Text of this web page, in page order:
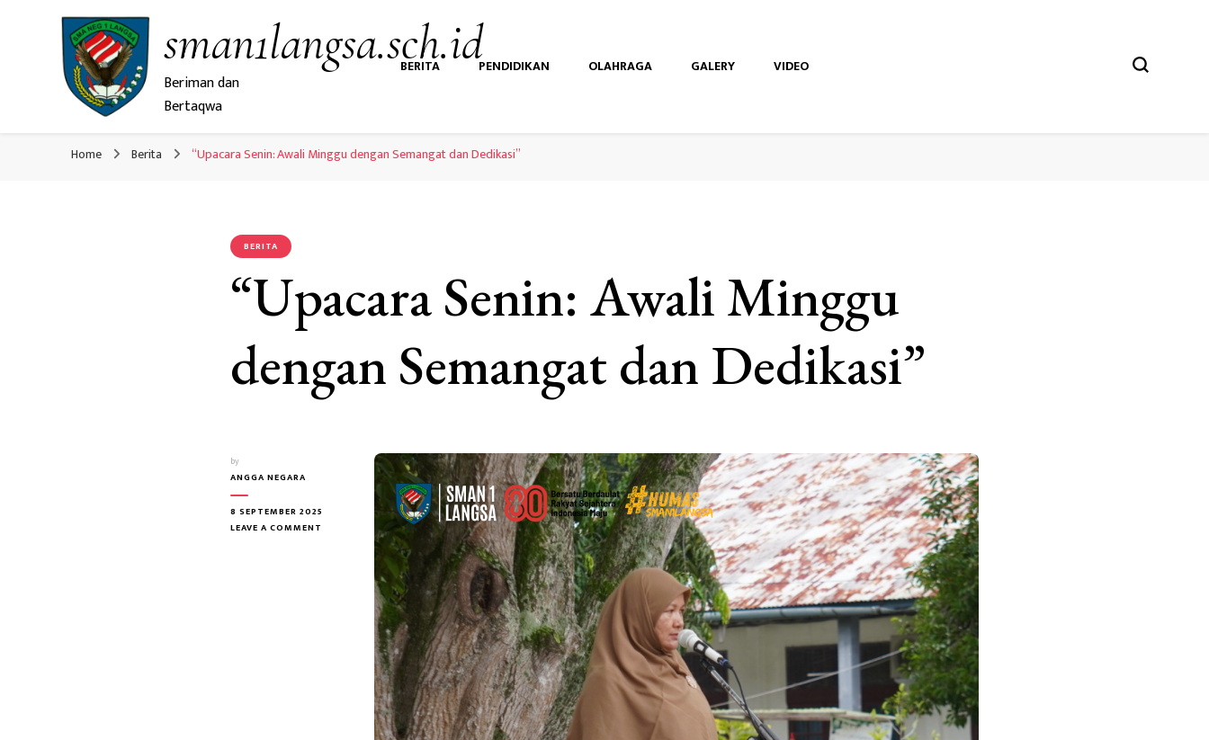
sman1langsa.sch.id
Beriman dan
Bertaqwa
BERITA PENDIDIKAN OLAHRAGA GALERY VIDEO
Home Berita “Upacara Senin: Awali Minggu dengan Semangat dan Dedikasi”
BERITA
“Upacara Senin: Awali Minggu
dengan Semangat dan Dedikasi”
by
ANGGA NEGARA
8 SEPTEMBER 2025
LEAVE A COMMENT